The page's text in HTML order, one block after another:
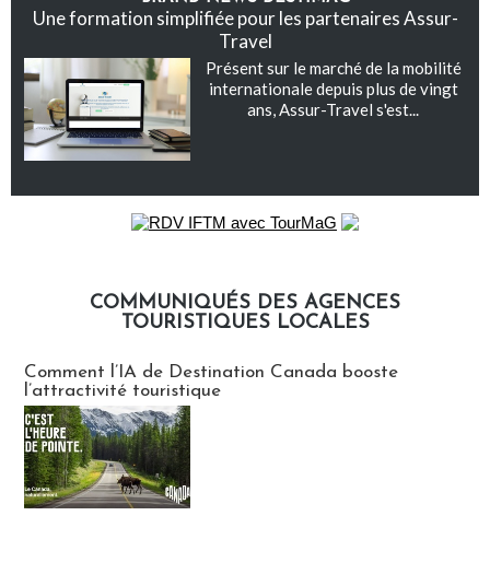
Une formation simplifiée pour les partenaires Assur-
Travel
Présent sur le marché de la mobilité
internationale depuis plus de vingt
ans, Assur-Travel s'est...
COMMUNIQUÉS DES AGENCES
TOURISTIQUES LOCALES
Comment l’IA de Destination Canada booste
l’attractivité touristique